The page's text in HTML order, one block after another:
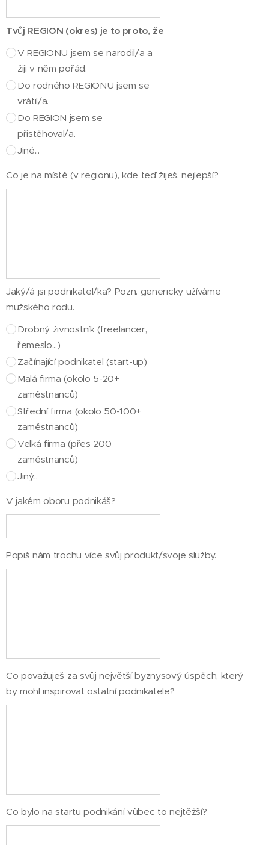
Tvůj REGION (okres) je to proto, že
V REGIONU jsem se narodil/a a
žiji v něm pořád.
Do rodného REGIONU jsem se
vrátil/a.
Do REGION jsem se
přistěhoval/a.
Jiné...
Co je na místě (v regionu), kde teď žiješ, nejlepší?
Jaký/á jsi podnikatel/ka? Pozn. genericky užíváme
mužského rodu.
Drobný živnostník (freelancer,
řemeslo...)
Začínající podnikatel (start-up)
Malá firma (okolo 5-20+
zaměstnanců)
Střední firma (okolo 50-100+
zaměstnanců)
Velká firma (přes 200
zaměstnanců)
Jiný...
V jakém oboru podnikáš?
Popiš nám trochu více svůj produkt/svoje služby.
Co považuješ za svůj největší byznysový úspěch, který
by mohl inspirovat ostatní podnikatele?
Co bylo na startu podnikání vůbec to nejtěžší?